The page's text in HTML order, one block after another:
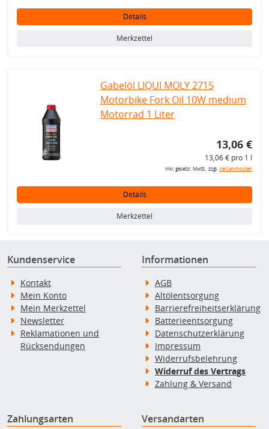
Details
Merkzettel
Gabelöl LIQUI MOLY 2715
Motorbike Fork Oil 10W medium
Motorrad 1 Liter
13,06 €
13,06 € pro 1 l
inkl. gesetzl. MwSt., zzgl.Versandkosten
Details
Merkzettel
Kundenservice
Kontakt
Mein Konto
Mein Merkzettel
Newsletter
Reklamationen und
Rücksendungen
Informationen
AGB
Altölentsorgung
Barrierefreiheitserklärung
Batterieentsorgung
Datenschutzerklärung
Impressum
Widerrufsbelehrung
Widerruf des Vertrags
Zahlung & Versand
Zahlungsarten Versandarten